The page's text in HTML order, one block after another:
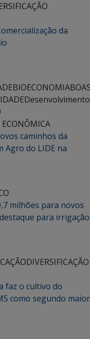
da
BIOECONOMIA
Desenvolvimento
ECONÔMICA
caminhos da
Agro do LIDE na
milhões para novos
para irrigação
DIVERSIFICAÇÃO
faz o cultivo do
como segundo maior